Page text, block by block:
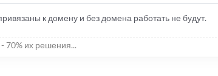
к домену и без домена работать не будут.
70% их решения...